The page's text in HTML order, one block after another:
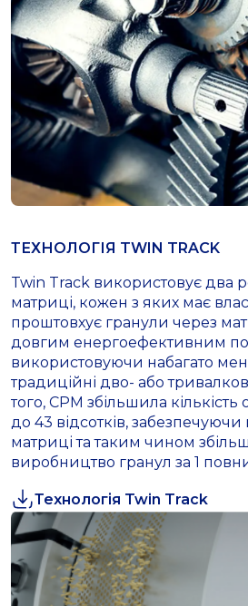
ТЕХНОЛОГІЯ TWIN TRACK
Twin Track використовує два
матриці, кожен з яких має
проштовхує гранули через
довгим енергоефективним
використовуючи набагато
традиційні дво- або
того, CPM збільшила
до 43 відсотків,
матриці та таким чином
виробництво гранул за 1
Технологія Twin Track